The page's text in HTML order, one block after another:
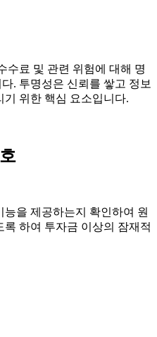
수료 및 관련 위험에 대해 명
. 투명성은 신뢰를 쌓고 정보
위한 핵심 요소입니다.
을 제공하는지 확인하여 원
하여 투자금 이상의 잠재적